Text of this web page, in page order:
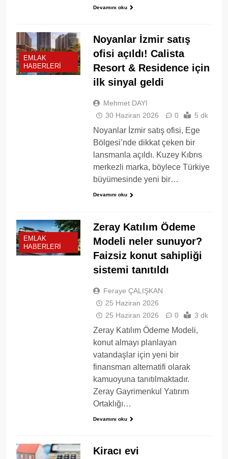
Devamını oku
EMLAK
HABERLERI
Noyanlar İzmir satış
ofisi açıldı! Calista
Resort & Residence için
ilk sinyal geldi
Mehmet DAYI
30 Haziran 2026
0 5 dk
Noyanlar İzmir satış ofisi, Ege
Bölgesi’nde dikkat çeken bir
lansmanla açıldı. Kuzey Kıbrıs
merkezli marka, böylece Türkiye
büyümesinde yeni bir…
Devamını oku
EMLAK
HABERLERI
Zeray Katılım Ödeme
Modeli neler sunuyor?
Faizsiz konut sahipliği
sistemi tanıtıldı
Feraye ÇALIŞKAN
25 Haziran 2026
25 Haziran 2026
0 3 dk
Zeray Katılım Ödeme Modeli,
konut almayı planlayan
vatandaşlar için yeni bir
finansman alternatifi olarak
kamuoyuna tanıtılmaktadır.
Zeray Gayrimenkul Yatırım
Ortaklığı…
Devamını oku
Kiracı evi